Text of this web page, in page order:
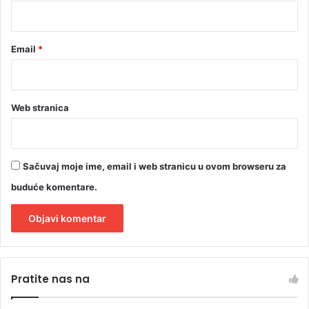
jEmail *
Web stranica
Sačuvaj moje ime, email i web stranicu u ovom browseru za
buduće komentare.
tPratite nas na